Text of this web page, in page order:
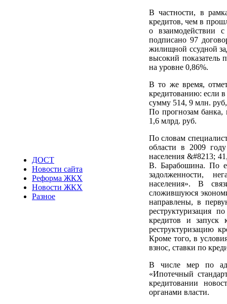
ДОСТ
Новости сайта
Реформа ЖКХ
Новости ЖКХ
Разное
В частности, в
кредитов, чем в
о взаимодействии
подписано 97
жилищной ссудной
высокий показатель
на уровне 0,86%.
В то же время,
кредитованию: если
сумму 514, 9 млн.
По прогнозам банка,
1,6 млрд. руб.
По словам
области в 2009
населения &#8213;
В. Барабошина. По
задолженности,
населения». В
сложившуюся
направлены, в
реструктуризация
кредитов и запуск
реструктуризацию
Кроме того, в
взнос, ставки по
В числе мер по
«Ипотечный
кредитовании
органами власти.